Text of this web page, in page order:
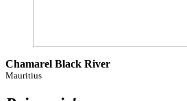
Chamarel Black River
Mauritius